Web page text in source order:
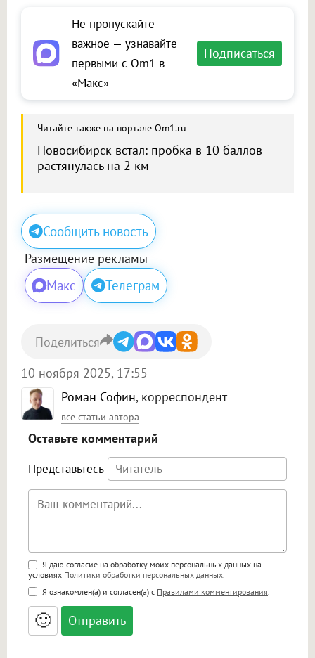
Не пропускайте
важное — узнавайте
первыми с Om1 в
«Макс»
Подписаться
Читайте также на портале Om1.ru
Новосибирск встал: пробка в 10 баллов
растянулась на 2 км
Сообщить новость
Размещение рекламы
Макс Телеграм
Роман Софин, корреспондент
все статьи автора
10 ноября 2025, 17:55
Поделиться
Оставьте комментарий
Представьтесь
Поддержка HTML
<b>, <strong>, <u>, <i>, <em>, <s>, <big>,
<small>, <sup>, <sub>, <pre>, <ul>, <ol>, <li>,
<blockquote>, <code> экранирует HTML,
адреса URL автоматически становятся
ссылками, и [img]адрес[/img] будет
Я даю согласие на обработку моих персональных данных на
условиях Политики обработки персональных данных
Я ознакомлен(а) и согласен(а) с Правилами комментирования
🙂